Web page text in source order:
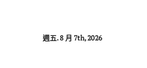
週五. 8 月 7th, 2026